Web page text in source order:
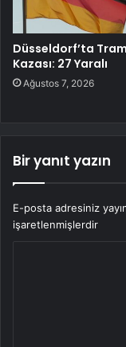
Düsseldorf’ta
Kazası: 27 Yaralı
Ağustos 7, 2026
Bir yanıt yazın
E-posta adresiniz
işaretlenmişlerdir